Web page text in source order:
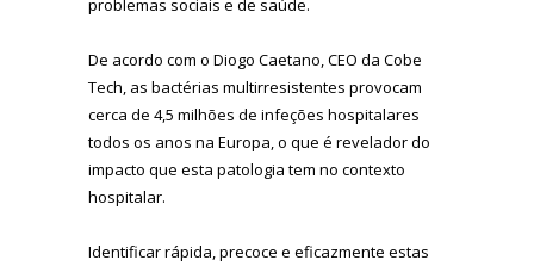
problemas sociais e de saúde.
De acordo com o Diogo Caetano, CEO da Cobe
Tech, as bactérias multirresistentes provocam
cerca de 4,5 milhões de infeções hospitalares
todos os anos na Europa, o que é revelador do
impacto que esta patologia tem no contexto
hospitalar.
Identificar rápida, precoce e eficazmente estas